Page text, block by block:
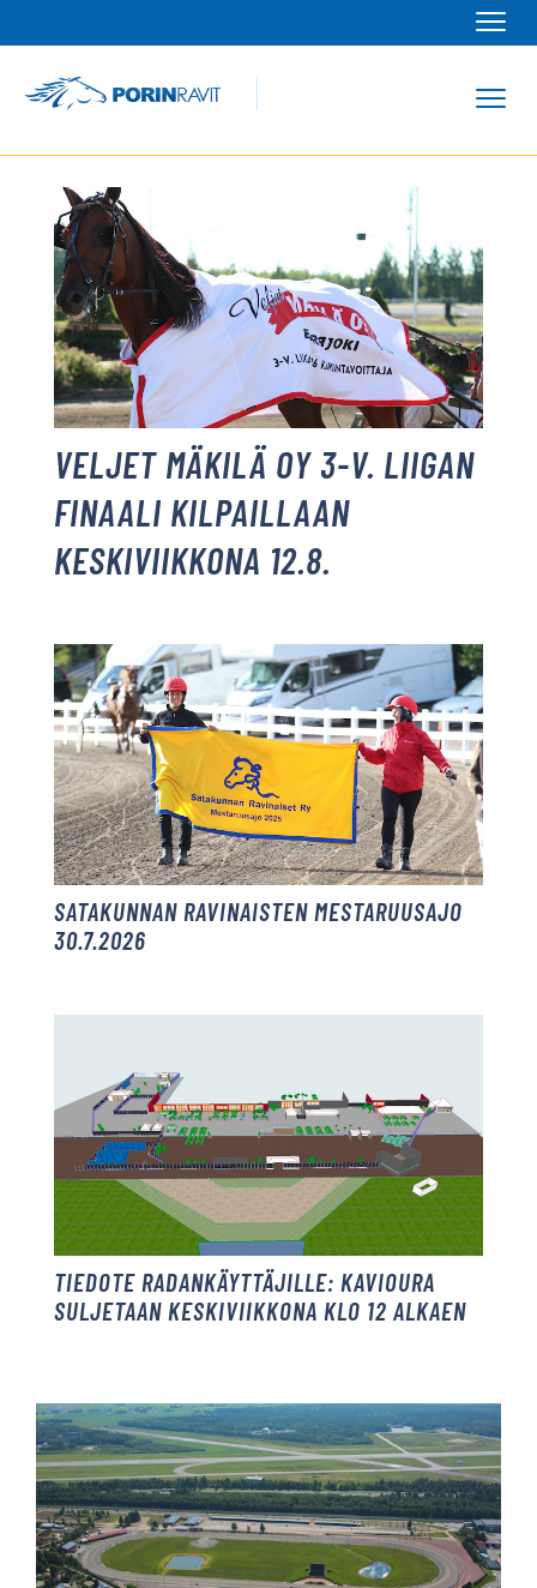
VELJET MÄKILÄ OY 3-V. LIIGAN
FINAALI KILPAILLAAN
KESKIVIIKKONA 12.8.
SATAKUNNAN RAVINAISTEN MESTARUUSAJO
30.7.2026
TIEDOTE RADANKÄYTTÄJILLE: KAVIOURA
SULJETAAN KESKIVIIKKONA KLO 12 ALKAEN